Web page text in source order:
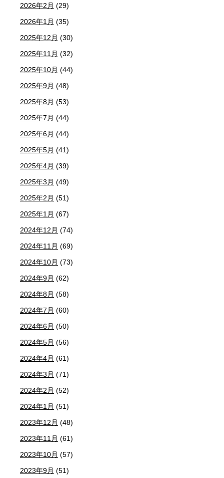
2026年2月 (29)
2026年1月 (35)
2025年12月 (30)
2025年11月 (32)
2025年10月 (44)
2025年9月 (48)
2025年8月 (53)
2025年7月 (44)
2025年6月 (44)
2025年5月 (41)
2025年4月 (39)
2025年3月 (49)
2025年2月 (51)
2025年1月 (67)
2024年12月 (74)
2024年11月 (69)
2024年10月 (73)
2024年9月 (62)
2024年8月 (58)
2024年7月 (60)
2024年6月 (50)
2024年5月 (56)
2024年4月 (61)
2024年3月 (71)
2024年2月 (52)
2024年1月 (51)
2023年12月 (48)
2023年11月 (61)
2023年10月 (57)
2023年9月 (51)